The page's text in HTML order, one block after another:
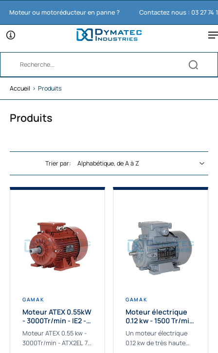
ou motoréducteur en panne ? Contactez nous : 03 27 74 11 65
Accueil › Produits
Produits
Trier par:
GAMAK
Moteur ATEX 0.55kW
- 3000Tr/min - IE2 -
Zone 2/22 -
Aluminium
Moteur ATEX 0.55 kw -
3000Tr/min - ATX2EL 71
GAMAK
Moteur électrique
0.12 kw - 1500 Tr/min
- 230/400V - IE2
Un moteur électrique
0.12 kw de très haute